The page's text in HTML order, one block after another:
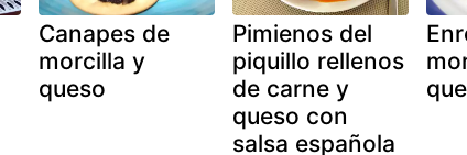
Canapes de
morcilla y
queso
Pimienos del
piquillo rellenos
de carne y
queso con
salsa española